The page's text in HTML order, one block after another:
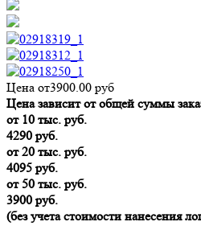
Цена от3900.00 руб
Цена зависит от общей суммы
от 10 тыс. руб.
4290 руб.
от 20 тыс. руб.
4095 руб.
от 50 тыс. руб.
3900 руб.
(без учета стоимости нанесения